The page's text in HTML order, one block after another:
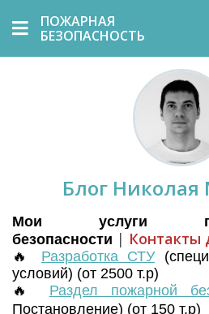
ПОЖАРНАЯ
БЕЗОПАСНОСТЬ
Блог Николая
Мои услуги
безопасности | Контакты
🔥 Разработка СТУ (
условий) (от 2500 т.р)
🔥 Раздел пожарной
Постановление) (от 150 т.р)